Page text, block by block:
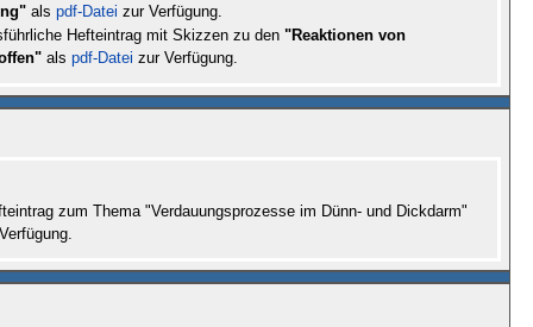
alspdf-Datei zur Verfügung.
Hefteintrag mit Skizzen zu den"Reaktionen von
alspdf-Datei zur Verfügung.
zum Thema "Verdauungsprozesse im Dünn- und Dickdarm"